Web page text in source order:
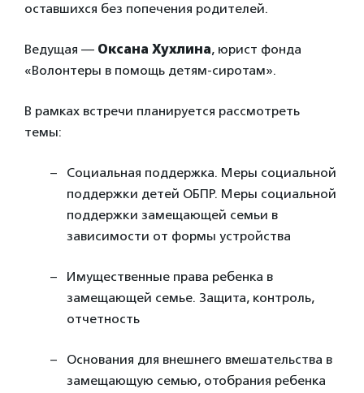
оставшихся без попечения родителей.
Ведущая — Оксана Хухлина, юрист фонда
«Волонтеры в помощь детям-сиротам».
В рамках встречи планируется рассмотреть
темы:
Социальная поддержка. Меры социальной
поддержки детей ОБПР. Меры социальной
поддержки замещающей семьи в
зависимости от формы устройства
Имущественные права ребенка в
замещающей семье. Защита, контроль,
отчетность
Основания для внешнего вмешательства в
замещающую семью, отобрания ребенка